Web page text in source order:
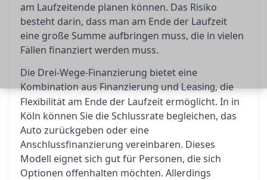
am Laufzeitende planen können. Das Risiko
besteht darin, dass man am Ende der Laufzeit
eine große Summe aufbringen muss, die in vielen
Fällen finanziert werden muss.
Die Drei-Wege-Finanzierung bietet eine
Kombination aus Finanzierung undLeasing, die
Flexibilität am Ende der Laufzeit ermöglicht. In in
Köln können Sie die Schlussrate begleichen, das
Auto zurückgeben oder eine
Anschlussfinanzierung vereinbaren. Dieses
Modell eignet sich gut für Personen, die sich
Optionen offenhalten möchten. Allerdings